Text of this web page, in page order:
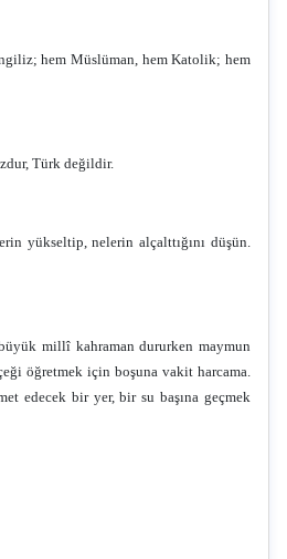
hem Müslüman, hem Katolik; hem
Türk değildir.
yükseltip, nelerin alçalttığını düşün.
millî kahraman dururken maymun
öğretmek için boşuna vakit harcama.
edecek bir yer, bir su başına geçmek